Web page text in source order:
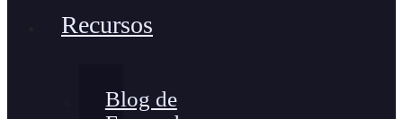
Recursos
Blog de